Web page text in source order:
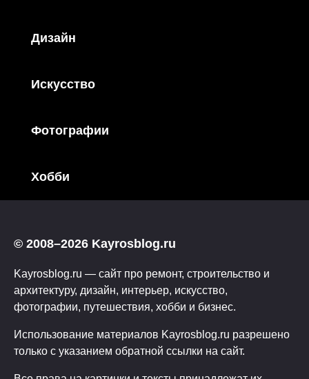
Дизайн
Искусство
Фотографии
Хобби
© 2008–2026 Kayrosblog.ru
Kayrosblog.ru — сайт про ремонт, строительство и
архитектуру, дизайн, интерьер, искусство,
фотографии, путешествия, хобби и бизнес.
Использование материалов Kayrosblog.ru разрешено
только с указанием обратной ссылки на сайт.